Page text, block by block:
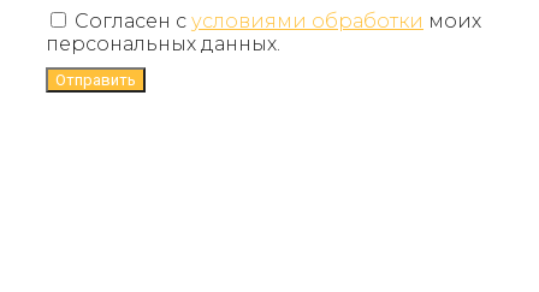
Согласен с условиями обработки моих
персональных данных.
Отправить